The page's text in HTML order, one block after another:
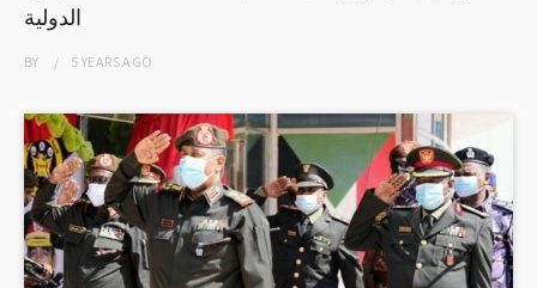
الدولية
BY 5 YEARSAGO